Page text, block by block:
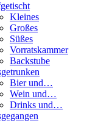
Kleines
Großes
Süßes
Vorratskammer
Backstube
Bier und…
Wein und…
Drinks und…